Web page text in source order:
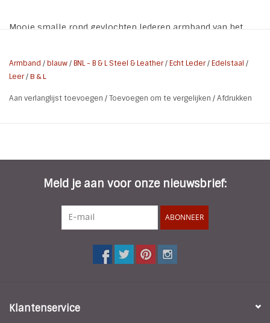
Mooie smalle rond gevlochten lederen armband van het
* Maat: 22 cm
* Kleur: Cognac | Zilver
* Doorsnee band: 0,7 cm
van af de hand gezien. Je telt daar afhankelijk van wat je
Armband /blauw/BNL - B & L Steel & Leather/Echt Leder/Edelstaal /
Leer/ B & L
Aan verlanglijst toevoegen /Toevoegen om te vergelijken /Afdrukken
Meld je aan voor onze nieuwsbrief:
ABONNEER
Klantenservice